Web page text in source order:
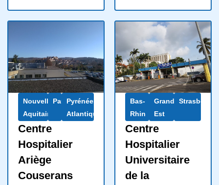
Nouvelle-
Aquitaine
Pau
Pyrénées-
Atlantiques
Centre
Hospitalier
Ariège
Couserans
Bas-
Rhin
Grand
Est
Strasbourg
Centre
Hospitalier
Universitaire
de la